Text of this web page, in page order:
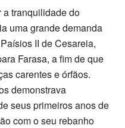
tranquilidade do
uma grande demanda
II de Cesareia,
Farasa, a fim de que
carentes e órfãos.
demonstrava
seus primeiros anos de
com o seu rebanho